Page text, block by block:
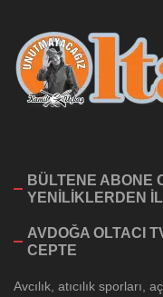
BÜLTENE ABONE
YENİLİKLERDEN
AVDOĞA OLTACI
CEPTE
Avcılık, atıcılık sporları,